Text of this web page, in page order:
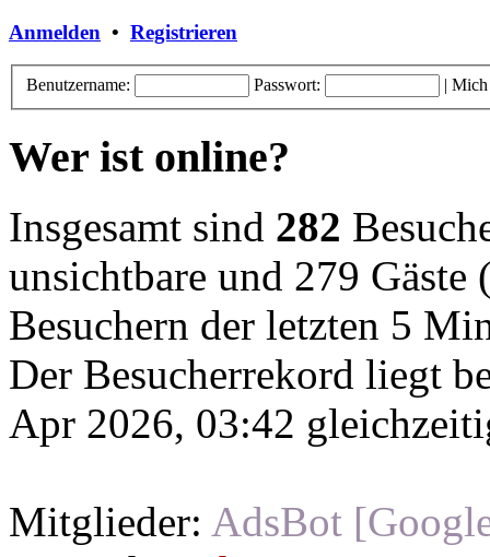
Anmelden • Registrieren
Benutzername: Passwort: | Mich
Wer ist online?
Insgesamt sind 282
unsichtbare und 279 Gäste
Besuchern der letzten 5
Der Besucherrekord liegt
Apr 2026, 03:42
Mitglieder: AdsBot